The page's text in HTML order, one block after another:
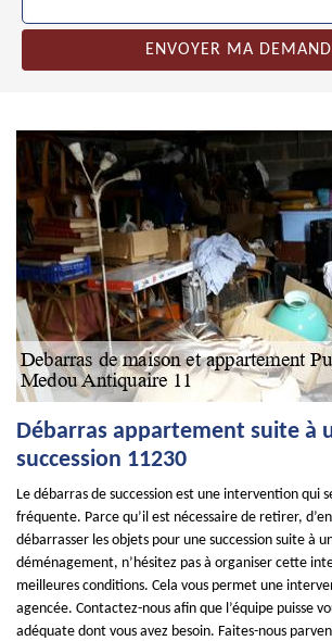
Débarras appartement suite à
succession 11230
Le débarras de succession est une intervention qui
fréquente. Parce qu’il est nécessaire de retirer,
débarrasser les objets pour une succession suite à
déménagement, n’hésitez pas à organiser cette
meilleures conditions. Cela vous permet une
agencée. Contactez-nous afin que l’équipe puisse
adéquate dont vous avez besoin. Faites-nous